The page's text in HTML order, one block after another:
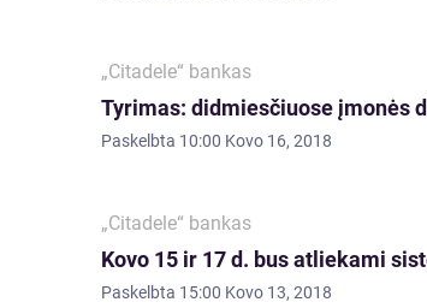
„Citadele“ bankas
Tyrimas: didmiesčiuose įmonės
Paskelbta 10:00 Kovo 16, 2018
„Citadele“ bankas
Kovo 15 ir 17 d. bus atliekami
Paskelbta 15:00 Kovo 13, 2018